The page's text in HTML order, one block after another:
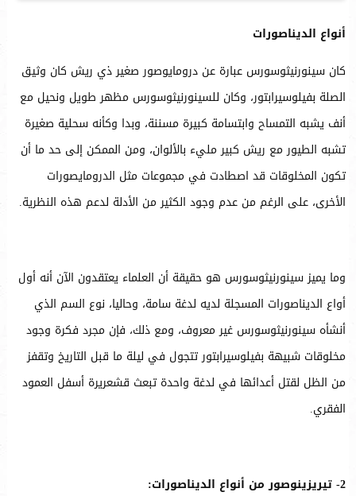
أنواع الديناصورات
كان سينورنيثوسورس عبارة عن درومايوصور صغير ذي ريش كان وثيق
الصلة بفيلوسيرابتور، وكان للسينورنيثوسورس مظهر طويل ونحيل مع
أنف يشبه التمساح وابتسامة كبيرة مسننة، وبدا وكأنه سحلية صغيرة
تشبه الطيور مع ريش كبير مليء بالألوان، ومن الممكن إلى حد ما أن
تكون المخلوقات قد اصطادت في مجموعات مثل الدرومايصورات
الأخرى، على الرغم من عدم وجود الكثير من الأدلة لدعم هذه النظرية.
وما يميز سينورنيثوسورس هو حقيقة أن العلماء يعتقدون الآن أنه أول
أواع الديناصورات المسجلة لديه لدغة سامة، وحاليا، نوع السم الذي
أنشأه سينورنيثوسورس غير معروف، ومع ذلك، فإن مجرد فكرة وجود
مخلوقات شبيهة بفيلوسيرابتور تتجول في ليلة ما قبل التاريخ وتقفز
من الظل لقتل أعدائها في لدغة واحدة تبعث قشعريرة أسفل العمود
الفقري.
2- تيريزينوصور من أنواع الديناصورات: